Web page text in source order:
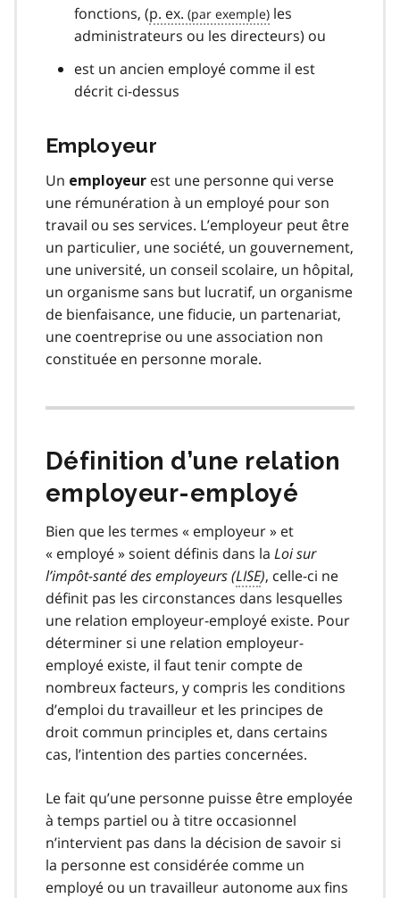
fonctions, (p. ex.
les
administrateurs ou les directeurs) ou
est un ancien employé comme il est
décrit ci-dessus
Employeur
Un employeur est une personne qui verse
une rémunération à un employé pour son
travail ou ses services. L’employeur peut être
un particulier, une société, un gouvernement,
une université, un conseil scolaire, un hôpital,
un organisme sans but lucratif, un organisme
de bienfaisance, une fiducie, un partenariat,
une coentreprise ou une association non
constituée en personne morale.
Définition d’une relation
employeur-employé
Bien que les termes « employeur » et
« employé » soient définis dans la Loi sur
l’impôt-santé des employeurs (LISE), celle-ci ne
définit pas les circonstances dans lesquelles
une relation employeur-employé existe. Pour
déterminer si une relation employeur-
employé existe, il faut tenir compte de
nombreux facteurs, y compris les conditions
d’emploi du travailleur et les principes de
droit commun principles et, dans certains
cas, l’intention des parties concernées.
Le fait qu’une personne puisse être employée
à temps partiel ou à titre occasionnel
n’intervient pas dans la décision de savoir si
la personne est considérée comme un
employé ou un travailleur autonome aux fins